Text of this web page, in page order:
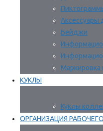
Аксессуары
Бейджи
Маркировка
КУКЛЫ
Куклы
ОРГАНИЗАЦИЯ